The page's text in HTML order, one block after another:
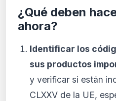
¿Qué deben
ahora?
Identificar los
sus productos
y verificar si están
CLXXV de la UE,